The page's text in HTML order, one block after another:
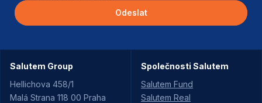
Odeslat
Salutem Group
Hellichova 458/1
Malá Strana 118 00 Praha
Společnosti Salutem
Salutem Fund
Salutem Real